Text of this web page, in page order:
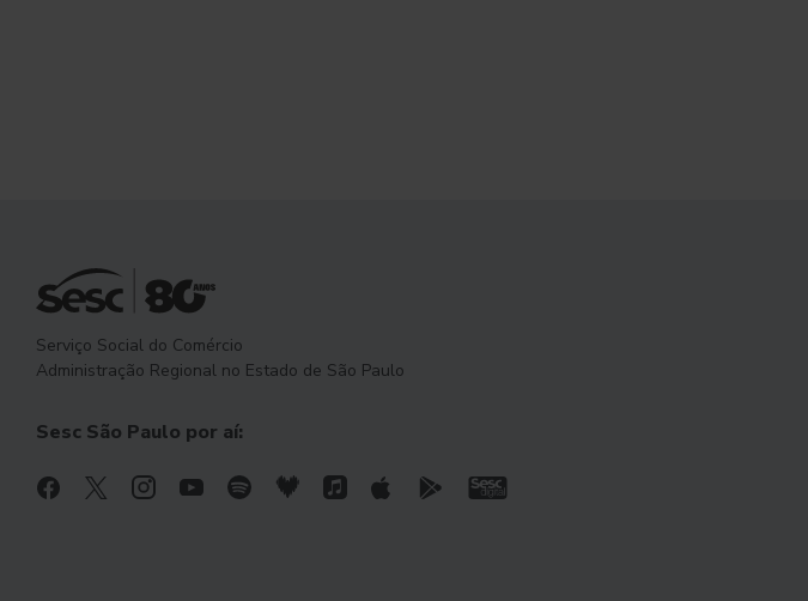
Serviço Social do Comércio
Administração Regional no Estado de São Paulo
Sesc São Paulo por aí: